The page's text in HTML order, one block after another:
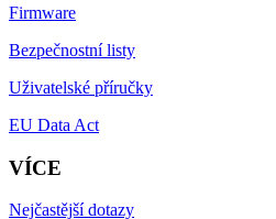
Firmware
Bezpečnostní listy
Uživatelské příručky
EU Data Act
VÍCE
Nejčastější dotazy